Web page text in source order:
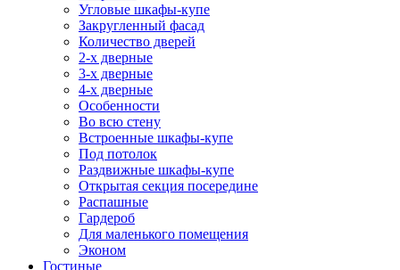
Угловые шкафы-купе
Закругленный фасад
Количество дверей
2-х дверные
3-х дверные
4-х дверные
Особенности
Во всю стену
Встроенные шкафы-купе
Под потолок
Раздвижные шкафы-купе
Открытая секция посередине
Распашные
Гардероб
Для маленького помещения
Эконом
Гостиные